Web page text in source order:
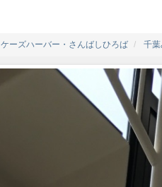
ケーズハーバー・さんばしひろば 千